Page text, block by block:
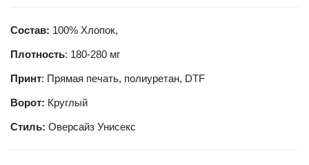
Состав: 100% Хлопок,
Плотность: 180-280 мг
Принт: Прямая печать, полиуретан, DTF
Ворот: Круглый
Стиль: Оверсайз Унисекс